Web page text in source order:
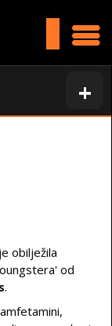
+
obilježila
od
.